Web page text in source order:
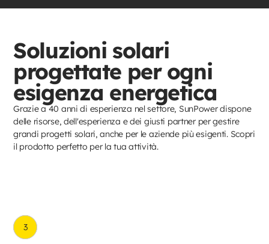
Soluzioni solari
progettate per ogni
esigenza energetica
Grazie a 40 anni di esperienza nel settore, SunPower dispone
delle risorse, dell'esperienza e dei giusti partner per gestire
grandi progetti solari, anche per le aziende più esigenti. Scopri
il prodotto perfetto per la tua attività.
1
2
3